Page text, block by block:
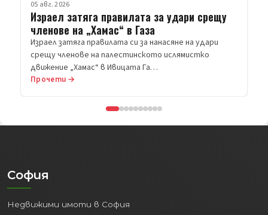
Прочети →
София
Недвижими имоти в София